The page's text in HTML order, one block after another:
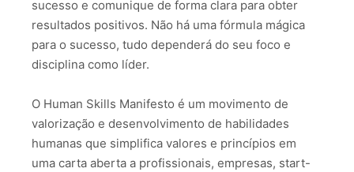
sucesso e comunique de forma clara para obter
resultados positivos. Não há uma fórmula mágica
para o sucesso, tudo dependerá do seu foco e
disciplina como líder.
O Human Skills Manifesto é um movimento de
valorização e desenvolvimento de habilidades
humanas que simplifica valores e princípios em
uma carta aberta a profissionais, empresas, start-